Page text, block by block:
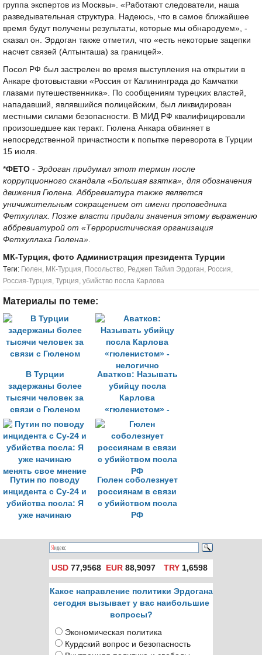
группа экспертов из Москвы». «Работают следователи, наша
разведывательная структура. Надеюсь, что в самое ближайшее
время будут получены результаты, которые мы обнародуем», -
сказал он. Эрдоган также отметил, что «есть некоторые зацепки
насчет связей (Алтынташа) за границей».
Посол РФ был застрелен во время выступления на открытии в
Анкаре фотовыставки «Россия от Калининграда до Камчатки
глазами путешественника». По сообщениям турецких властей,
нападавший, являвшийся полицейским, был ликвидирован
местными силами безопасности. В МИД РФ квалифицировали
произошедшее как теракт. Гюлена Анкара обвиняет в
непосредственной причастности к попытке переворота в Турции
15 июля.
*ФЕТО - Эрдоган придумал этот термин после
коррупционного скандала «Большая взятка», для обозначения
движения Гюлена. Аббревиатура также является
уничижительным сокращением от имени проповедника
Фетхуллах. Позже власти придали значения этому выражению
аббревиатурой от «Террористическая организация
Фетхуллаха Гюлена».
МК-Турция, фото Администрация президента Турции
Tеги: Гюлен, МК-Турция, Посольство, Реджеп Тайип Эрдоган, Россия,
Россия-Турция, Турция, убийство посла Карлова
Материалы по теме:
В Турции
задержаны более
тысячи человек за
связи с Гюленом
Аватков: Называть
убийцу посла
Карлова
«гюленистом» -
нелогично
Путин по поводу
инцидента с Су-24 и
убийства посла: Я
уже начинаю
Гюлен соболезнует
россиянам в связи
с убийством посла
РФ
USD 77,9568 EUR 88,9097 TRY1,6598
Какое направление политики Эрдогана
сегодня вызывает у вас наибольшие
вопросы?
Экономическая политика
Курдский вопрос и безопасность